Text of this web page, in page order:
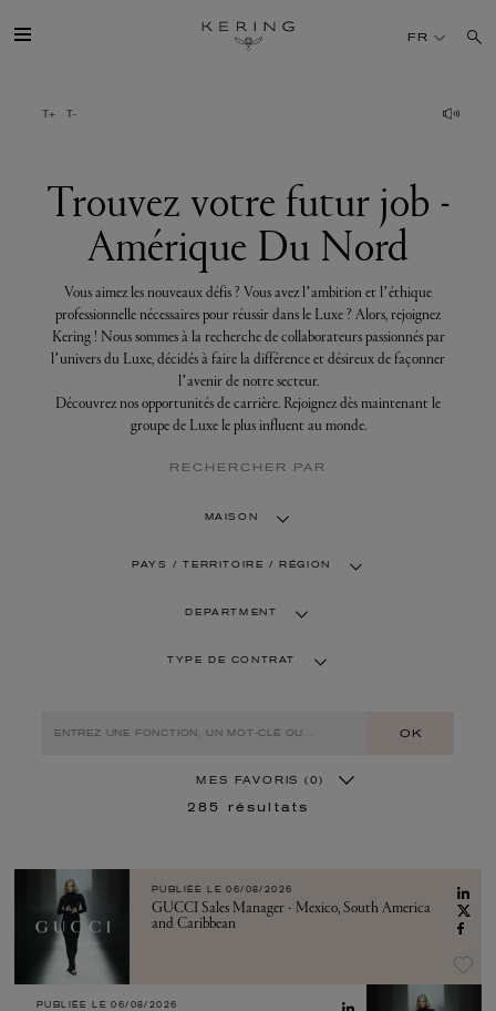
votre
futur
TALENT
DÉV. DURABLE
FINANCE
PRESSE
FR
Trouvez votre futur job -
Amérique Du Nord
Vous aimez les nouveaux défis ? Vous avez l’ambition et l’éthique
professionnelle nécessaires pour réussir dans le Luxe ? Alors, rejoignez
Kering ! Nous sommes à la recherche de collaborateurs passionnés par
l’univers du Luxe, décidés à faire la différence et désireux de façonner
l’avenir de notre secteur.
Découvrez nos opportunités de carrière. Rejoignez dès maintenant le
groupe de Luxe le plus influent au monde.
RECHERCHER PAR
MAISON
PAYS / TERRITOIRE / RÉGION
DEPARTMENT
TYPE DE CONTRAT
OK
MES FAVORIS (0)
285 résultats
PUBLIÉE LE 06/08/2026
GUCCI Sales Manager - Mexico, South America
and Caribbean
PUBLIÉE LE 06/08/2026